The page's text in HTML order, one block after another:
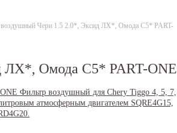
воздушный Чери 1.5 2.0*, Эксид ЛХ*, Омода С5* PART-
ЛХ*, Омода С5* PART-ONE